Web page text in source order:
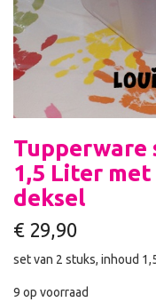
Tupperware
1,5 Liter
deksel
€ 29,90
set van 2 stuks, inhoud
9 op voorraad